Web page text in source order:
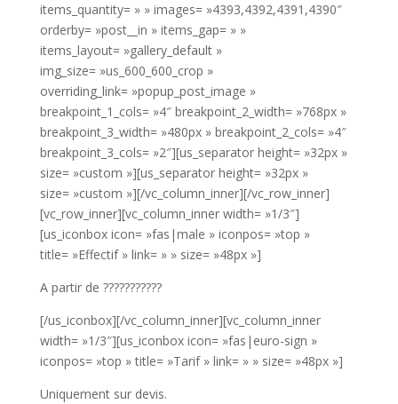
items_quantity= » » images= »4393,4392,4391,4390″
orderby= »post__in » items_gap= » »
items_layout= »gallery_default »
img_size= »us_600_600_crop »
overriding_link= »popup_post_image »
breakpoint_1_cols= »4″ breakpoint_2_width= »768px »
breakpoint_3_width= »480px » breakpoint_2_cols= »4″
breakpoint_3_cols= »2″][us_separator height= »32px »
size= »custom »][us_separator height= »32px »
size= »custom »][/vc_column_inner][/vc_row_inner]
[vc_row_inner][vc_column_inner width= »1/3″]
[us_iconbox icon= »fas|male » iconpos= »top »
title= »Effectif » link= » » size= »48px »]
A partir de ???????????
[/us_iconbox][/vc_column_inner][vc_column_inner
width= »1/3″][us_iconbox icon= »fas|euro-sign »
iconpos= »top » title= »Tarif » link= » » size= »48px »]
Uniquement sur devis.